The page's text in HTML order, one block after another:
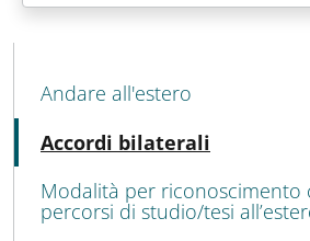
MENU CEV SECOND
Andare all'estero
Accordi bilaterali
Modalità per riconoscimento
percorsi di studio/tesi